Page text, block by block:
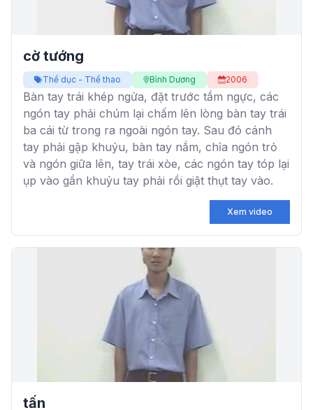
cờ tướng
Thể dục - Thể thao Bình Dương 2006
Bàn tay trái khép ngửa, đặt trước tầm ngực, các
ngón tay phải chúm lại chấm lên lòng bàn tay trái
ba cái từ trong ra ngoài ngón tay. Sau đó cánh
tay phải gập khuỷu, bàn tay nắm, chỉa ngón trỏ
và ngón giữa lên, tay trái xòe, các ngón tay tóp lại
ụp vào gần khuỷu tay phải rồi giật thụt tay vào.
Xem video
tấn